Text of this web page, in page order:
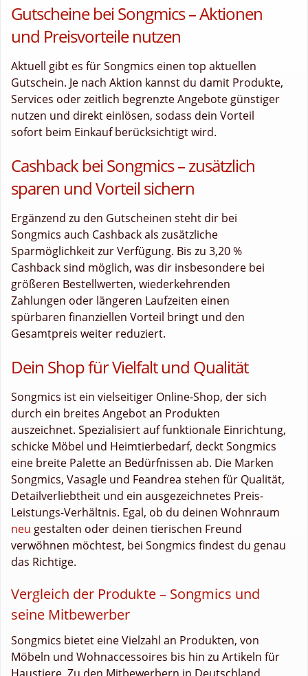
Gutscheine bei Songmics – Aktionen
und Preisvorteile nutzen
Aktuell gibt es für Songmics einen top aktuellen
Gutschein. Je nach Aktion kannst du damit Produkte,
Services oder zeitlich begrenzte Angebote günstiger
nutzen und direkt einlösen, sodass dein Vorteil
sofort beim Einkauf berücksichtigt wird.
Cashback bei Songmics – zusätzlich
sparen und Vorteil sichern
Ergänzend zu den Gutscheinen steht dir bei
Songmics auch Cashback als zusätzliche
Sparmöglichkeit zur Verfügung. Bis zu 3,20 %
Cashback sind möglich, was dir insbesondere bei
größeren Bestellwerten, wiederkehrenden
Zahlungen oder längeren Laufzeiten einen
spürbaren finanziellen Vorteil bringt und den
Gesamtpreis weiter reduziert.
Dein Shop für Vielfalt und Qualität
Songmics ist ein vielseitiger Online-Shop, der sich
durch ein breites Angebot an Produkten
auszeichnet. Spezialisiert auf funktionale Einrichtung,
schicke Möbel und Heimtierbedarf, deckt Songmics
eine breite Palette an Bedürfnissen ab. Die Marken
Songmics, Vasagle und Feandrea stehen für Qualität,
Detailverliebtheit und ein ausgezeichnetes Preis-
Leistungs-Verhältnis. Egal, ob du deinen Wohnraum
neu gestalten oder deinen tierischen Freund
verwöhnen möchtest, bei Songmics findest du genau
das Richtige.
Vergleich der Produkte – Songmics und
seine Mitbewerber
Songmics bietet eine Vielzahl an Produkten, von
Möbeln und Wohnaccessoires bis hin zu Artikeln für